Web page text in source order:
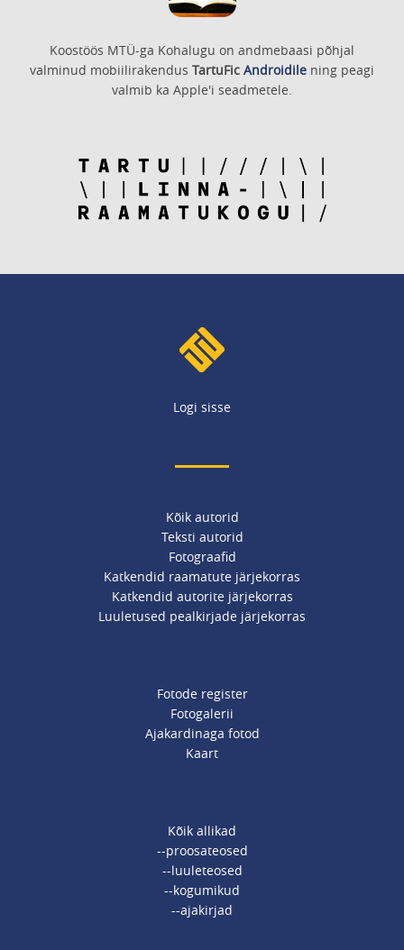
Koostöös MTÜ-ga Kohalugu on andmebaasi põhjal
valminud mobiilirakendus TartuFic Androidile ning peagi
valmib ka Apple'i seadmetele.
Logi sisse
Kõik autorid
Teksti autorid
Fotograafid
Katkendid raamatute järjekorras
Katkendid autorite järjekorras
Luuletused pealkirjade järjekorras
Fotode register
Fotogalerii
Ajakardinaga fotod
Kaart
Kõik allikad
--proosateosed
--luuleteosed
--kogumikud
--ajakirjad